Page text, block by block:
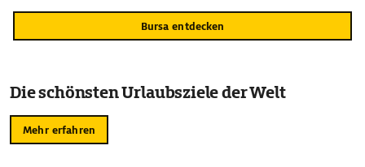
Bursa entdecken
Die schönsten Urlaubsziele der Welt
Mehr erfahren